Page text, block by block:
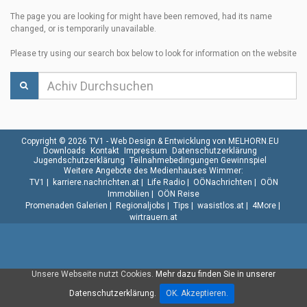
The page you are looking for might have been removed, had its name
changed, or is temporarily unavailable.
Please try using our search box below to look for information on the website
Unsere Webseite nutzt Cookies. Mehr dazu finden Sie in unserer
Datenschutzerklärung.
OK. Akzeptieren.
Copyright © 2026 TV1 - Web Design & Entwicklung von MELHORN.EU
Downloads
Kontakt Impressum
Datenschutzerklärung
Jugendschutzerklärung Teilnahmebedingungen Gewinnspiel
Weitere Angebote des Medienhauses Wimmer:
TV1
karriere.nachrichten.at| Life Radio| OÖNachrichten
OÖN
Immobilien
OÖN Reise
Promenaden Galerien
Regionaljobs Tips wasistlos.at| 4More|
wirtrauern.at